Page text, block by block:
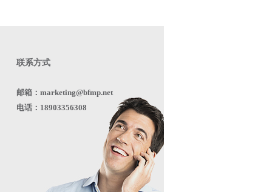
联系方式
邮箱：marketing@bfmp.net
电话：18903356308